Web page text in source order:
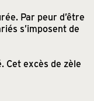
Par peur d’être
s’imposent de
Cet excès de zèle